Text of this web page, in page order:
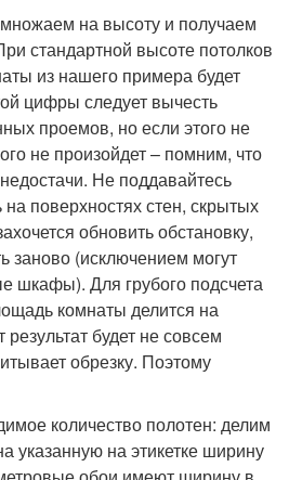
на высоту и получаем
стандартной высоте потолков
из нашего примера будет
цифры следует вычесть
проемов, но если этого не
не произойдет – помним, что
Не поддавайтесь
поверхностях стен, скрытых
обновить обстановку,
заново (исключением могут
шкафы). Для грубого подсчета
комнаты делится на
будет не совсем
обрезку. Поэтому
количество полотен: делим
указанную на этикетке ширину